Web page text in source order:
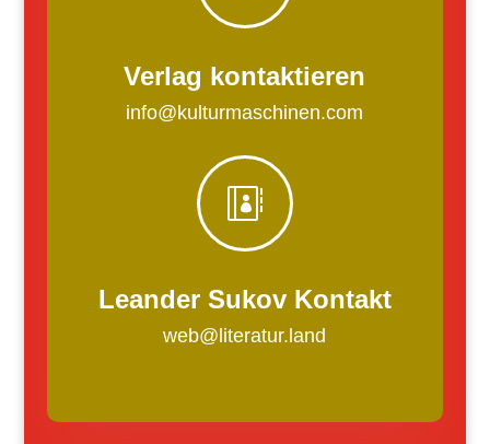
Verlag kontaktieren
info@kulturmaschinen.com

Leander Sukov Kontakt
web@literatur.land